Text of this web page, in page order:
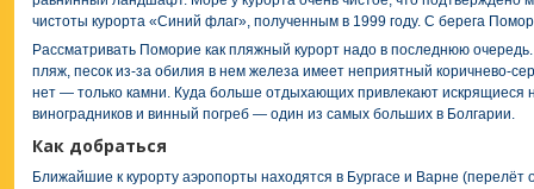
чистоты курорта «Синий флаг», полученным в 1999 году. С берега
Рассматривать Поморие как пляжный курорт надо в последнюю
пляж, песок из-за обилия в нем железа имеет неприятный коричнево-
нет — только камни. Куда больше отдыхающих привлекают искрящиеся
виноградников и винный погреб — один из самых больших в Болгарии.
Как добраться
Ближайшие к курорту аэропорты находятся в Бургасе и Варне